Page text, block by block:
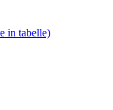
in tabelle)